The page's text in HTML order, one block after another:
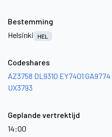
Bestemming
Helsinki
HEL
Codeshares
AZ3758 DL9310 EY7401 GA9774
UX3793
Geplande vertrektijd
14:00